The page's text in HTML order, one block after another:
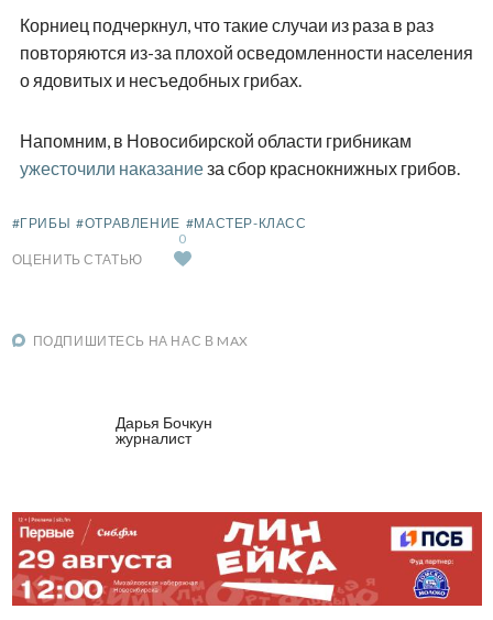
Корниец подчеркнул, что такие случаи из раза в раз
повторяются из-за плохой осведомленности населения
о ядовитых и несъедобных грибах.
Напомним, в Новосибирской области грибникам
ужесточили наказаниеза сбор краснокнижных грибов.
#ГРИБЫ #ОТРАВЛЕНИЕ #МАСТЕР-КЛАСС
ОЦЕНИТЬ СТАТЬЮ
0
ПОДПИШИТЕСЬ НА НАС В MAX
Дарья Бочкун
журналист